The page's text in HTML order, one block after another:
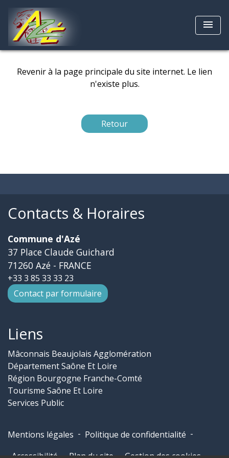
menu
Revenir à la page principale du site internet. Le lien
n'existe plus.
Retour
Contacts & Horaires
Commune d'Azé
37 Place Claude Guichard
71260 Azé - FRANCE
+33 3 85 33 33 23
Contact par formulaire
Liens
Mâconnais Beaujolais Agglomération
Département Saône Et Loire
Région Bourgogne Franche-Comté
Tourisme Saône Et Loire
Services Public
Mentions légales - Politique de confidentialité -